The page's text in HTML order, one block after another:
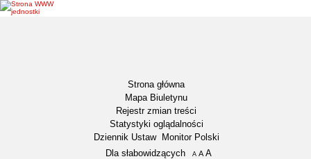
Strona główna
Mapa Biuletynu
Rejestr zmian treści
Statystyki oglądalności
Dziennik Ustaw
Monitor Polski
Menu dodatkowe
Dla słabowidzących A pomniejsz czcionkę
A standardowy rozmiar czcionki
A